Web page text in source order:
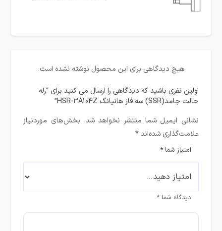
هیچ دیدگاهی برای این محصول نوشته نشده است.
اولین نفری باشید که دیدگاهی را ارسال می کنید برای “رله
حالت جامد(SSR) سه فاز هانیانگ HSR-3A104Z”
نشانی ایمیل شما منتشر نخواهد شد. بخش‌های موردنیاز
علامت‌گذاری شده‌اند*
امتیاز شما*
دیدگاه شما*